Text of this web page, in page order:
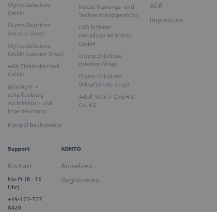
Olymp.Solutions
GmbH
Olymp.Solutions
(Versco-Shop)
Olymp.Solutions
GmbH (Loxone-Shop)
w&k Elektrotechnik
GmbH
gössinger +
scharfenberg
Architektur- und
Ingenieurbüro
Kümpel Baulemente
Roese Planungs- und
Sachverständigenbüro
IMB Inntaler
Metallbau Vertriebs
GmbH
Olymp.Solutions
(Weinor-Shop)
Olymp.Solutions
(Klöpferholz-Shop)
Adolf Würth GmbH &
Co. KG
AGB
Impressum
Support
Kontakt
Mo-Fr (8 - 16
Uhr)
+49-177-777
8420
KONTO
Anmelden
Registrieren